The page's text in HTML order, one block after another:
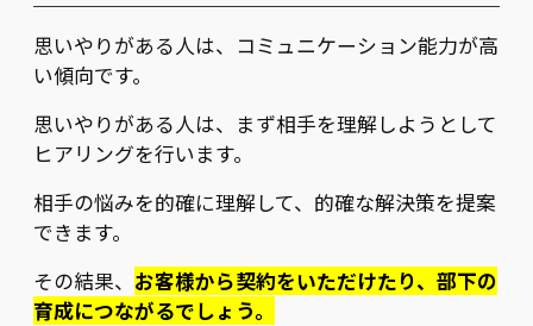
思いやりがある人は、コミュニケーション能力が高
い傾向です。
思いやりがある人は、まず相手を理解しようとして
ヒアリングを行います。
相手の悩みを的確に理解して、的確な解決策を提案
できます。
その結果、 お客様から契約をいただけたり、部下の
育成につながるでしょう。